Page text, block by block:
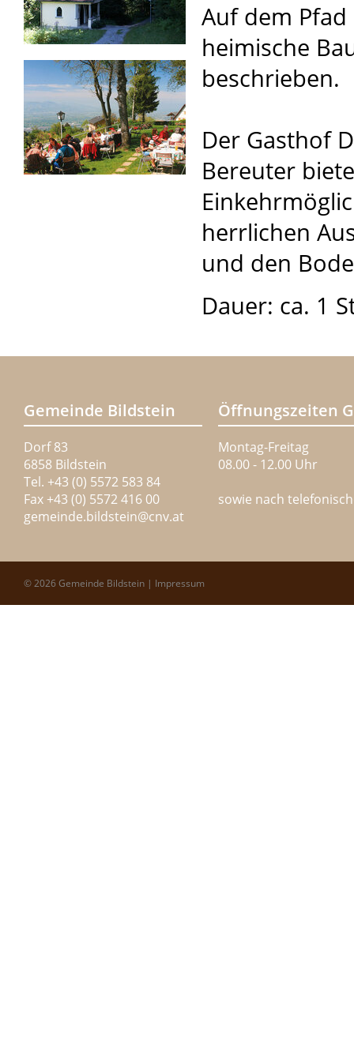
Auf dem
heimische
beschrieben.
Der Gasthof
Bereuter
herrlichen
und den
Dauer: ca. 1
Gemeinde Bildstein
Dorf 83
6858 Bildstein
Tel. +43 (0) 5572 583 84
Fax +43 (0) 5572 416 00
gemeinde.bildstein@cnv.at
Öffnungszeiten
Montag-Freitag
08.00 - 12.00 Uhr
sowie nach
© 2026 Gemeinde Bildstein | Impressum